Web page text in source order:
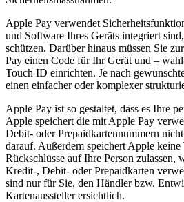
Apple Pay verwendet
und Software Ihres Geräts integriert
schützen. Darüber hinaus müssen Sie
Pay einen Code für Ihr Gerät und –
Touch ID einrichten. Je nach
einen einfacher oder komplexer
Apple Pay ist so gestaltet, dass es Ihre
Apple speichert die mit Apple Pay
Debit- oder Prepaidkartennummern
darauf. Außerdem speichert Apple keine
Rückschlüsse auf Ihre Person zulassen,
Kredit-, Debit- oder Prepaidkarten
sind nur für Sie, den Händler bzw.
Kartenaussteller ersichtlich.